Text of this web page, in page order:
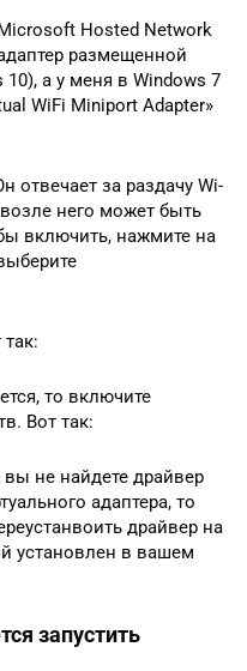
Hosted Network
размещенной
а у меня в Windows 7
WiFi Miniport Adapter»
отвечает за раздачу Wi-
него может быть
включить, нажмите на
то включите
Вот так:
не найдете драйвер
адаптера, то
драйвер на
установлен в вашем
запустить